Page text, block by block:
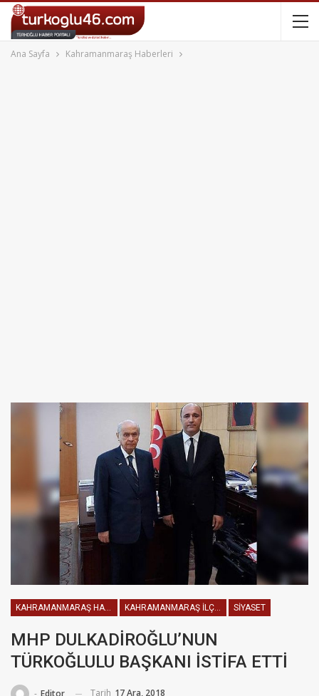
Ana Sayfa Kahramanmaraş Haberleri
KAHRAMANMARAŞ HABERLERI KAHRAMANMARAŞ İLÇELER SIYASET
MHP DULKADİROĞLU’NUN
TÜRKOĞLULU BAŞKANI İSTİFA ETTİ
Tarih 17 Ara, 2018